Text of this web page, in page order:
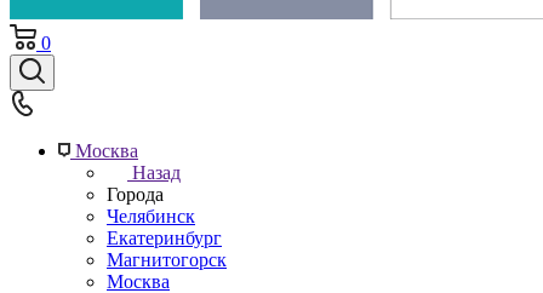
0
Москва
Назад
Города
Челябинск
Екатеринбург
Магнитогорск
Москва